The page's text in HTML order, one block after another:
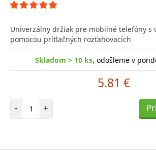
Univerzálny držiak pre mobilné telefóny s
pomocou prítlačných rozťahovacích
Skladom > 10 ks, odošleme v
5.81 €
- Počet položiek
+